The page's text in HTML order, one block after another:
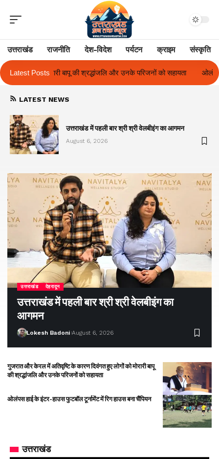
उत्तराखंड राजनीति देश-विदेश पर्यटन क्राइम संस्कृति
Latest Posts
उनके परिजनों को सहायता ओलंपस हाई के इंटर-हाउस फुटबॉल टूर्नामेंट में रिग
LATEST NEWS
उत्तराखंड में पहली बार श्री श्री वेलबीइंग का आगमन
August 6, 2026
उत्तराखंड देहरादून
उत्तराखंड में पहली बार श्री श्री वेलबीइंग का
आगमन
Lokesh Badoni August 6, 2026
गुजरात और केरल में अतिवृष्टि के कारण दिवंगत हुए लोगों को मोरारी बापू
की श्रद्धांजलि और उनके परिजनों को सहायता
ओलंपस हाई के इंटर-हाउस फुटबॉल टूर्नामेंट में रिग हाउस बना चैंपियन
उत्तराखंड